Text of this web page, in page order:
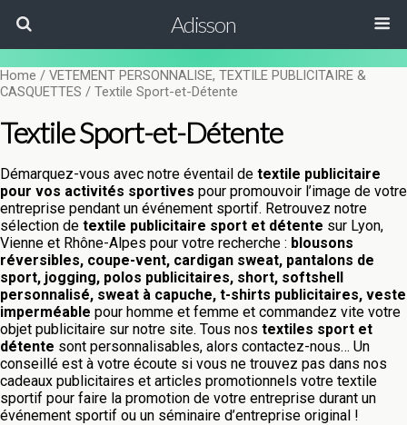
Adisson
Home / VETEMENT PERSONNALISE, TEXTILE PUBLICITAIRE &
CASQUETTES / Textile Sport-et-Détente
Textile Sport-et-Détente
Démarquez-vous avec notre éventail de textile publicitaire
pour vos activités sportives pour promouvoir l’image de votre
entreprise pendant un événement sportif. Retrouvez notre
sélection de textile publicitaire sport et détente sur Lyon,
Vienne et Rhône-Alpes pour votre recherche : blousons
réversibles, coupe-vent, cardigan sweat, pantalons de
sport, jogging, polos publicitaires, short, softshell
personnalisé, sweat à capuche, t-shirts publicitaires, veste
imperméable pour homme et femme et commandez vite votre
objet publicitaire sur notre site. Tous nos textiles sport et
détente sont personnalisables, alors contactez-nous… Un
conseillé est à votre écoute si vous ne trouvez pas dans nos
cadeaux publicitaires et articles promotionnels votre textile
sportif pour faire la promotion de votre entreprise durant un
événement sportif ou un séminaire d’entreprise original !